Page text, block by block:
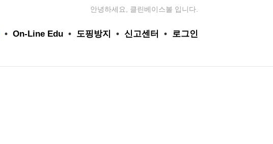
안녕하세요, 클린베이스볼 입니다.
• On-Line Edu • 도핑방지 • 신고센터 • 로그인